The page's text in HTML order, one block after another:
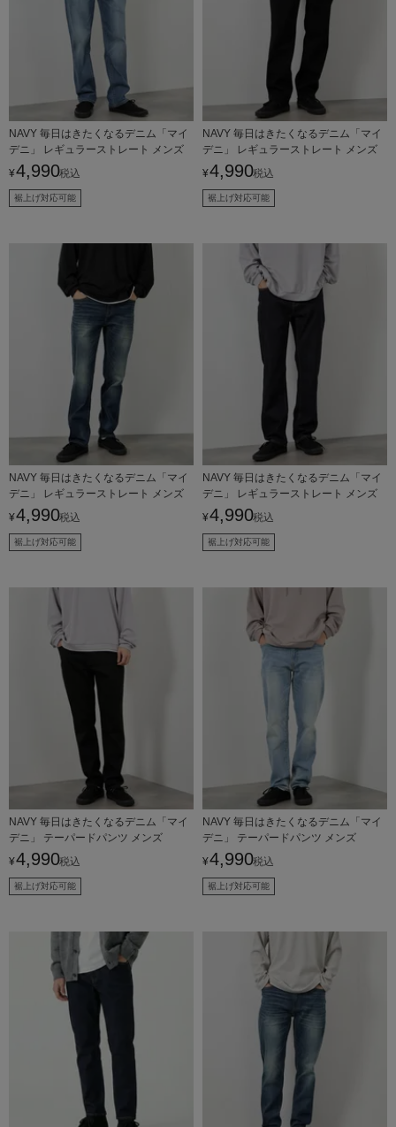
NAVY 毎日はきたくなるデニム「マイ
デニ」 レギュラーストレート メンズ
¥ 4,990税込
裾上げ対応可能
NAVY 毎日はきたくなるデニム「マイ
デニ」 レギュラーストレート メンズ
¥ 4,990税込
裾上げ対応可能
NAVY 毎日はきたくなるデニム「マイ
デニ」 レギュラーストレート メンズ
¥ 4,990税込
裾上げ対応可能
NAVY 毎日はきたくなるデニム「マイ
デニ」 レギュラーストレート メンズ
¥ 4,990税込
裾上げ対応可能
NAVY 毎日はきたくなるデニム「マイ
デニ」 テーパードパンツ メンズ
¥ 4,990税込
裾上げ対応可能
NAVY 毎日はきたくなるデニム「マイ
デニ」 テーパードパンツ メンズ
¥ 4,990税込
裾上げ対応可能